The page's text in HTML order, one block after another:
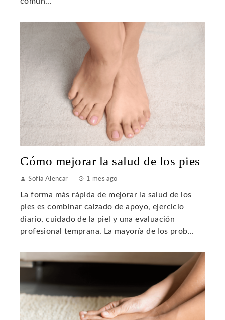
Cómo mejorar la salud de los pies
Sofía Alencar 1 mes ago
La forma más rápida de mejorar la salud de los
pies es combinar calzado de apoyo, ejercicio
diario, cuidado de la piel y una evaluación
profesional temprana. La mayoría de los prob...